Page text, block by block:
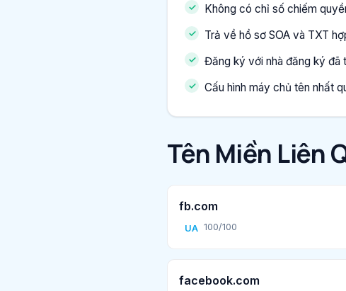
Không có chỉ số chiếm
Trả về hồ sơ SOA và TXT
Đăng ký với nhà đăng ký đã
Cấu hình máy chủ tên nhất
Tên Miền Liên
fb.com
UA 100/100
facebook.com